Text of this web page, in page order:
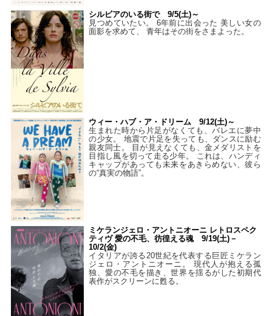
シルビアのいる街で 9/5(土)～
見つめていたい。 6年前に出会った 美しい女の
面影を求めて、 青年はその街をさまよった。
ウィー・ハブ・ア・ドリーム 9/12(土)～
生まれた時から片足がなくても、バレエに夢中
の少女。 地震で片足を失っても、ダンスに励む
親友同士。 目が見えなくても、金メダリストを
目指し風を切って走る少年。 これは、ハンディ
キャップがあっても未来をあきらめない、彼ら
の“真実の物語”。
ミケランジェロ・アントニオーニ レトロスペク
ティヴ 愛の不毛、彷徨える魂 9/19(土)－
10/2(金)
イタリアが誇る20世紀を代表する巨匠ミケラン
ジェロ・アントニオーニ。 現代人が抱える孤
独、愛の不毛を描き、世界を揺るがした初期代
表作がスクリーンに甦る。